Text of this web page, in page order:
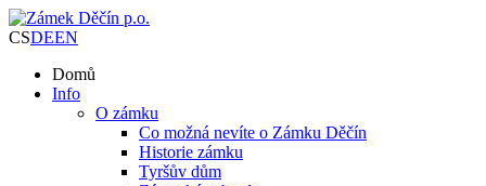
CSDEEN
Domů
Info
O zámku
Co možná nevíte o Zámku Děčín
Historie zámku
Tyršův dům